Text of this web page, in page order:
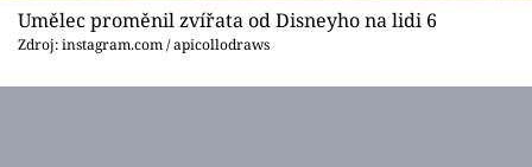
Umělec proměnil zvířata od Disneyho na lidi 6
Zdroj: instagram.com / apicollodraws